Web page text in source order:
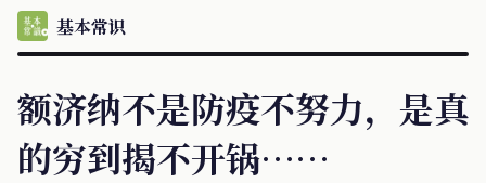
基本常识
额济纳不是防疫不努力，是真
的穷到揭不开锅……